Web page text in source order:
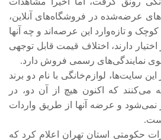
عرضه‌شده در فروشگاه‌های آنلاین،
و تازه‌وارد این عرصه‌اند و چه آنها
دارند، اختلاف قیمت قابل توجهی
نمایندگی‌های رسمی فروش دارد.
سایت‌ها، لوازم‌خانگی با نام دو برند
که اکنون هیچ از آن دو، در
نمی‌شود و عرضه آنها از طریق واردات
حکومتی استان تهران اعلام کرد که